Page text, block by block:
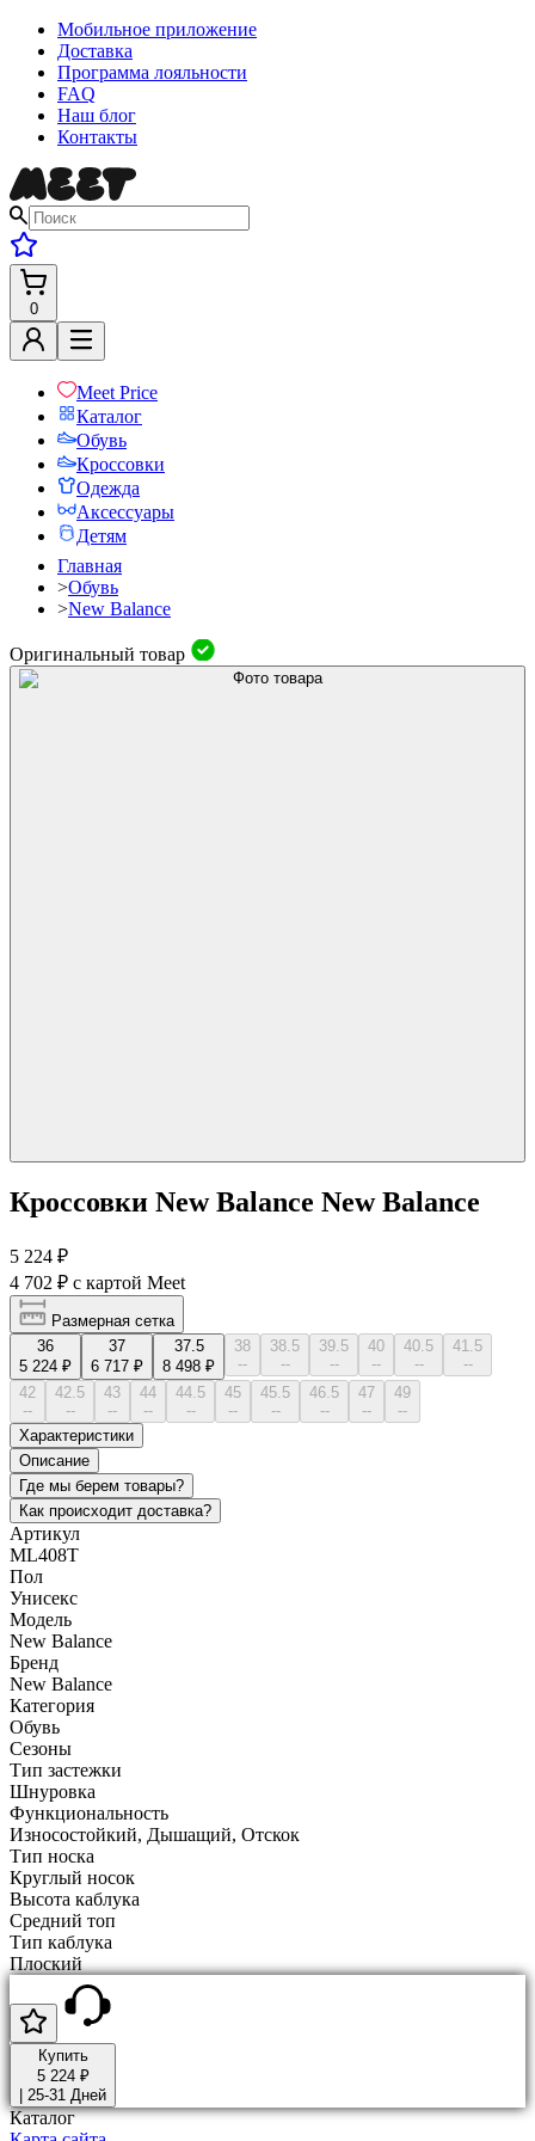
Мобильное приложение
Доставка
Программа лояльности
FAQ
Наш блог
Контакты
0
Meet Price
Каталог
Обувь
Кроссовки
Одежда
Аксессуары
Детям
Главная
>Обувь
>New Balance
Оригинальный товар
Кроссовки New Balance New Balance
5 224 ₽
4 702 ₽ с картой Meet
Размерная сетка
36
5 224 ₽
37
6 717 ₽
37.5
8 498 ₽
38
--
38.5
--
39.5
--
40
--
40.5
--
41.5
--
42
--
42.5
--
43
--
44
--
44.5
--
45
--
45.5
--
46.5
--
47
--
49
--
Характеристики
Описание
Где мы берем товары?
Как происходит доставка?
Артикул
ML408T
Пол
Унисекс
Модель
New Balance
Бренд
New Balance
Категория
Обувь
Сезоны
Тип застежки
Шнуровка
Функциональность
Износостойкий, Дышащий, Oтскок
Тип носка
Круглый носок
Высота каблука
Средний топ
Тип каблука
Плоский
Купить
5 224 ₽
25-31 Дней
Каталог